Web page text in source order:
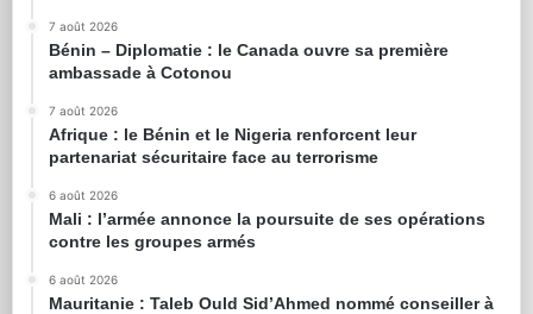
7 août 2026
Bénin – Diplomatie : le Canada ouvre sa première
ambassade à Cotonou
7 août 2026
Afrique : le Bénin et le Nigeria renforcent leur
partenariat sécuritaire face au terrorisme
6 août 2026
Mali : l’armée annonce la poursuite de ses opérations
contre les groupes armés
6 août 2026
Mauritanie : Taleb Ould Sid’Ahmed nommé conseiller à